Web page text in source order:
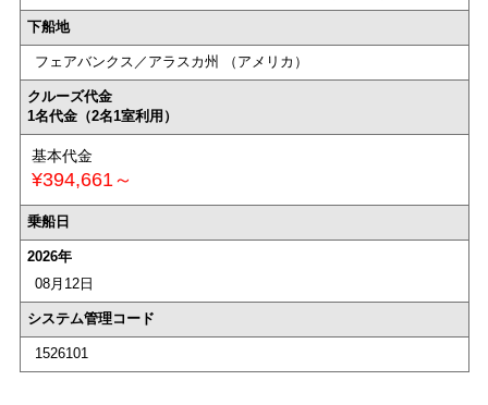
下船地
フェアバンクス／アラスカ州 （アメリカ）
クルーズ代金
1名代金（2名1室利用）
基本代金
¥394,661～
乗船日
2026年
08月12日
システム管理コード
1526101